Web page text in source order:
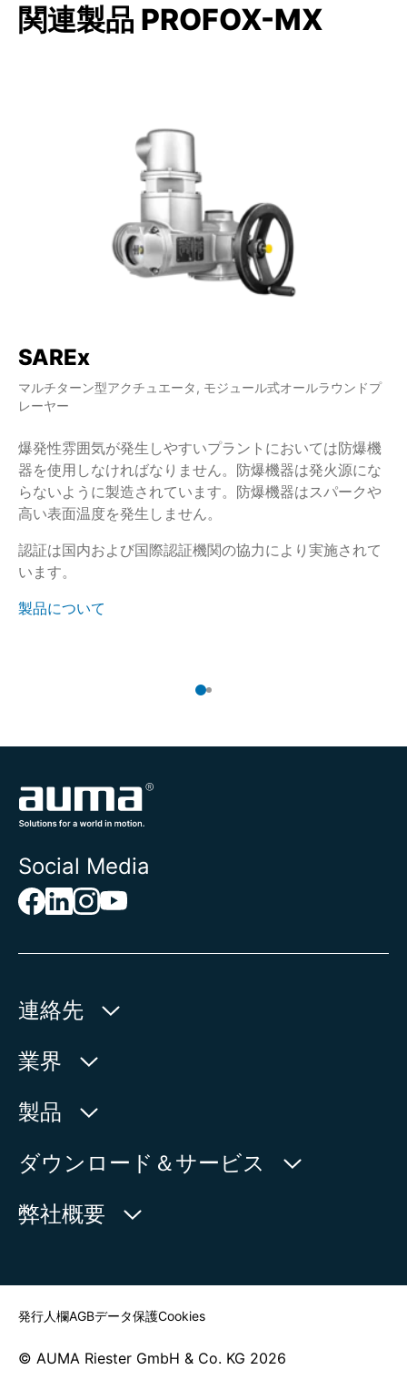
関連製品 PROFOX-MX
SAREx
マルチターン型アクチュエータ, モジュール式オールラウンドプ
レーヤー
爆発性雰囲気が発生しやすいプラントにおいては防爆機
器を使用しなければなりません。防爆機器は発火源にな
らないように製造されています。防爆機器はスパークや
高い表面温度を発生しません。
認証は国内および国際認証機関の協力により実施されて
います。
製品について
Social Media
連絡先
AUMA Riester
Aumastr. 1
地図上に表示
電話:+49 7631 809 - 0
業界
水利産業
電力
製造部門
製品
製品検索
ダウンロード＆サービス
myAUMA
弊社概要
© AUMA Riester GmbH & Co. KG 2026
発行人欄AGBデータ保護Cookies